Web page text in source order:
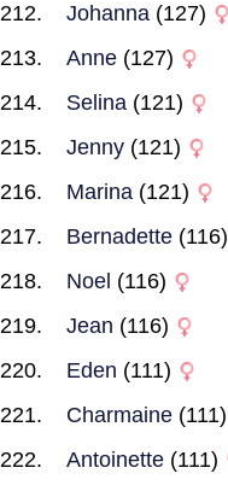
Johanna (127)
Anne (127)
Selina (121)
Jenny (121)
Marina (121)
Bernadette (116)
Noel (116)
Jean (116)
Eden (111)
Charmaine (111)
Antoinette (111)